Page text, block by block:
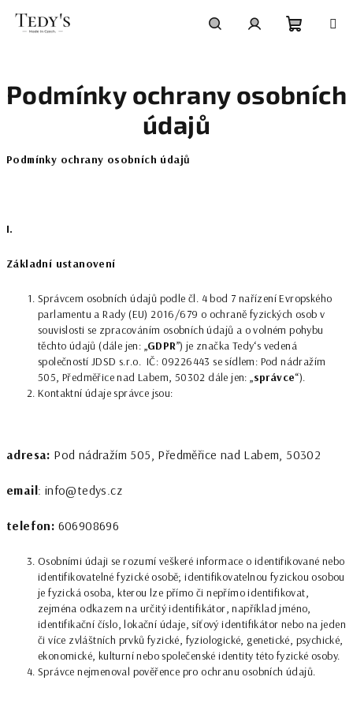
košík
Podmínky ochrany osobních
údajů
Podmínky ochrany osobních údajů
I.
Základní ustanovení
Správcem osobních údajů podle čl. 4 bod 7 nařízení Evropského
parlamentu a Rady (EU) 2016/679 o ochraně fyzických osob v
souvislosti se zpracováním osobních údajů a o volném pohybu
těchto údajů (dále jen: „GDPR”) je značka Tedy‘s vedená
společností JDSD s.r.o. IČ: 09226443 se sídlem: Pod nádražím
505, Předměřice nad Labem, 50302 dále jen: „správce“).
Kontaktní údaje správce jsou:
adresa: Pod nádražím 505, Předměřice nad Labem, 50302
email: info@tedys.cz
telefon: 606908696
Osobními údaji se rozumí veškeré informace o identifikované nebo
identifikovatelné fyzické osobě; identifikovatelnou fyzickou osobou
je fyzická osoba, kterou lze přímo či nepřímo identifikovat,
zejména odkazem na určitý identifikátor, například jméno,
identifikační číslo, lokační údaje, síťový identifikátor nebo na jeden
či více zvláštních prvků fyzické, fyziologické, genetické, psychické,
ekonomické, kulturní nebo společenské identity této fyzické osoby.
Správce nejmenoval pověřence pro ochranu osobních údajů.